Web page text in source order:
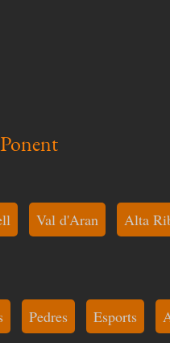
Val d'Aran Alta
Pedres Esports